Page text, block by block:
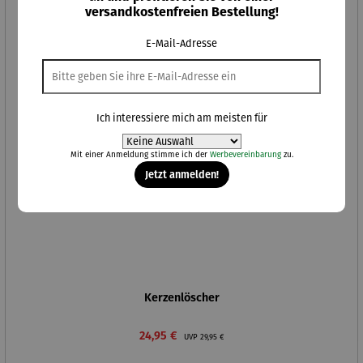
17% gespartRabatt
Kerzenlöscher
Verkaufspreis:
24,95 € UVP Regulärer Preis:
29,95 €
versandkostenfreien Bestellung!
E-Mail-Adresse
Ich interessiere mich am meisten für
Mit einer Anmeldung stimme ich der Werbevereinbarungzu.
Jetzt anmelden!